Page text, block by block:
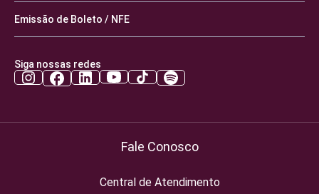
Emissão de Boleto / NFE
Siga nossas redes
Fale Conosco
Central de Atendimento